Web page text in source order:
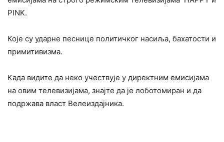
PINK.
Које су ударне песнице политичког насиља, бахатости и
примитивизма.
Када видите да неко учествује у директним емисијама
на овим телевизијама, знајте да је лоботомиран и да
подржава власт Велеиздајника.